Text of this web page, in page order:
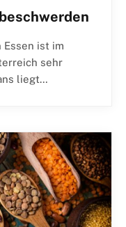
Essen ist im
sehr
liegt…